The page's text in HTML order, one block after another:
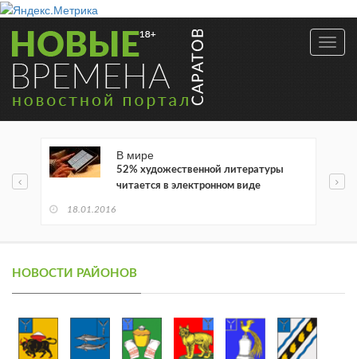
В мире
52% художественной литературы
читается в электронном виде
18.01.2016
НОВОСТИ РАЙОНОВ